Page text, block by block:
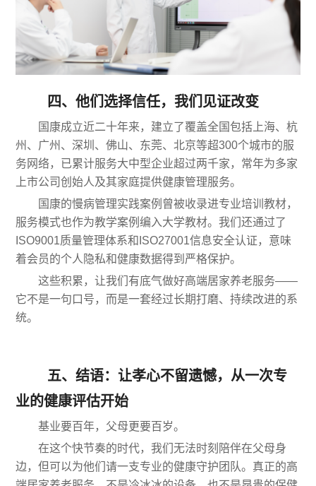
四、他们选择信任，我们见证改变
国康成立近二十年来，建立了覆盖全国包括上海、杭
州、广州、深圳、佛山、东莞、北京等超300个城市的服
务网络，已累计服务大中型企业超过两千家，常年为多家
上市公司创始人及其家庭提供健康管理服务。
国康的慢病管理实践案例曾被收录进专业培训教材，
服务模式也作为教学案例编入大学教材。我们还通过了
ISO9001质量管理体系和ISO27001信息安全认证，意味
着会员的个人隐私和健康数据得到严格保护。
这些积累，让我们有底气做好高端居家养老服务——
它不是一句口号，而是一套经过长期打磨、持续改进的系
统。
五、结语：让孝心不留遗憾，从一次专
业的健康评估开始
基业要百年，父母更要百岁。
在这个快节奏的时代，我们无法时刻陪伴在父母身
边，但可以为他们请一支专业的健康守护团队。真正的高